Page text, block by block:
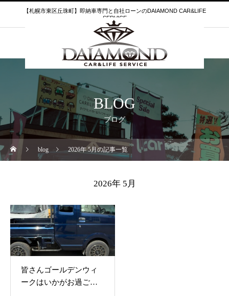
【札幌市東区丘珠町】即納車専門と自社ローンのDAIAMOND CAR&LIFE
SERVICE
BLOG
ブログ
blog 2026年 5月の記事一覧
2026年 5月
皆さんゴールデンウィ
ークはいかがお過ごし